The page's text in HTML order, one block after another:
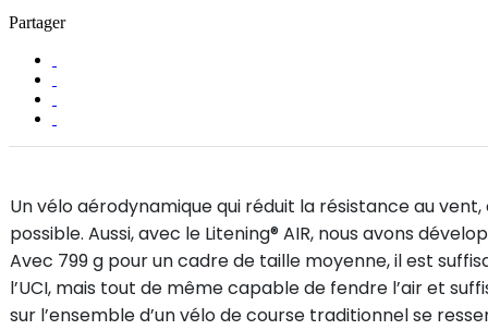
Partager
Un vélo aérodynamique qui réduit la résistance au
possible. Aussi, avec le Litening® AIR, nous avons
Avec 799 g pour un cadre de taille moyenne, il est
l’UCI, mais tout de même capable de fendre l’air et
sur l’ensemble d’un vélo de course traditionnel se